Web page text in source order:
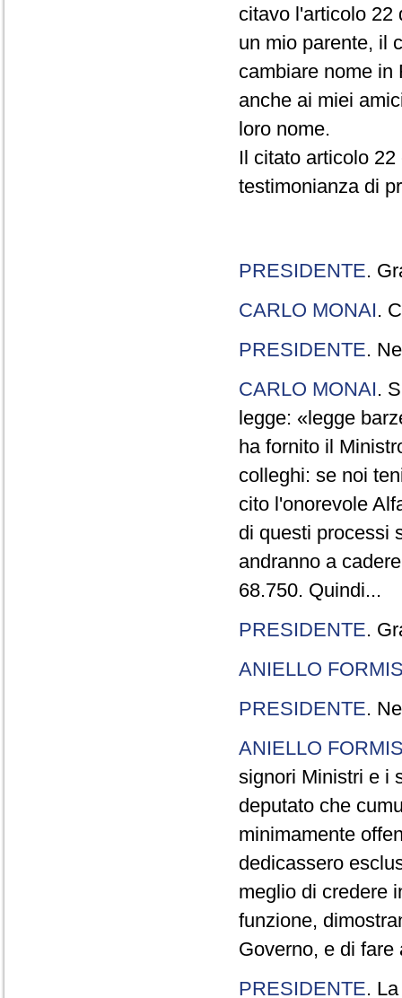
citavo l'articolo 22
un mio parente, il
cambiare nome in
anche ai miei
loro nome.
Il citato articolo
testimonianza di
PRESIDENTE.
CARLO MONAI.
PRESIDENTE.
CARLO MONAI.
legge: «legge
ha fornito il
colleghi: se noi
cito l'onorevole
di questi processi
andranno a
68.750. Quindi...
PRESIDENTE.
ANIELLO
PRESIDENTE.
ANIELLO
signori Ministri e i
deputato che
minimamente
dedicassero
meglio di credere
funzione,
Governo, e di
PRESIDENTE.